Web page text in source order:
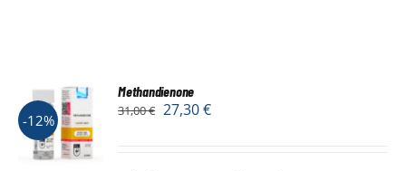
-12%
Methandienone
31,00€ 27,30€